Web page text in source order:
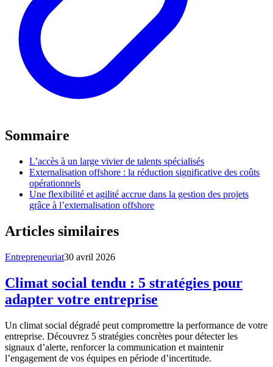
Sommaire
L’accès à un large vivier de talents spécialisés
Externalisation offshore : la réduction significative des coûts
opérationnels
Une flexibilité et agilité accrue dans la gestion des projets
grâce à l’externalisation offshore
Articles similaires
Entrepreneuriat30 avril 2026
Climat social tendu : 5 stratégies pour
adapter votre entreprise
Un climat social dégradé peut compromettre la performance de votre
entreprise. Découvrez 5 stratégies concrètes pour détecter les
signaux d’alerte, renforcer la communication et maintenir
l’engagement de vos équipes en période d’incertitude.